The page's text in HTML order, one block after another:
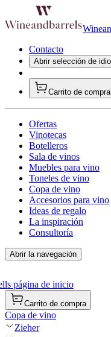
Contacto
Abrir selección de
Carrito de compra
Ofertas
Vinotecas
Botelleros
Sala de vinos
Muebles para vino
Toneles de vino
Copa de vino
Accesorios para vino
Ideas de regalo
La inspiración
Consultoría
Abrir la navegación
página de inicio
Carrito de compra
Copa de vino
Zieher